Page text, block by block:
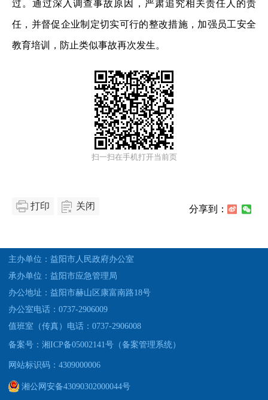
过。通过深入调查事故原因，严肃追究相关责任人的责
任，并督促企业制定切实可行的整改措施，加强员工安全
教育培训，防止类似事故再次发生。
扫一扫在手机打开当前页
打印 关闭 分享到：
主办单位：益阳市人民政府办公室
承办单位：益阳市应急管理局
办公地址：益阳市赫山区康富南路18号
办公室电话：0737-2906009
值班室（传真）电话：0737-2906008
备案号：湘ICP备05002141号（备案管理系统）
网站标识码：4309000006
湘公网安备43090302000044号